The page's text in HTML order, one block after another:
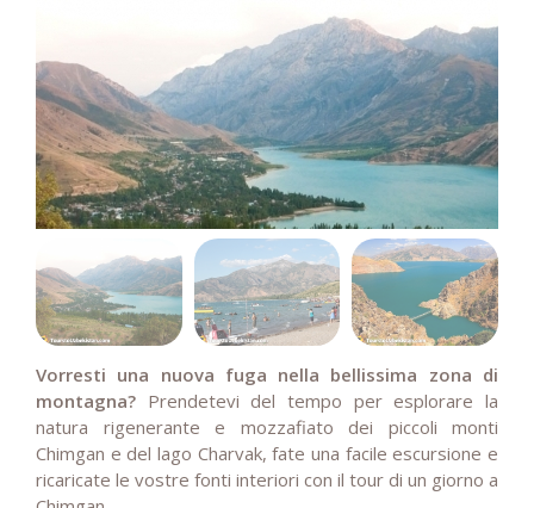
Vorresti una nuova fuga nella bellissima zona di
montagna? Prendetevi del tempo per esplorare la
natura rigenerante e mozzafiato dei piccoli monti
Chimgan e del lago Charvak, fate una facile escursione e
ricaricate le vostre fonti interiori con il tour di un giorno a